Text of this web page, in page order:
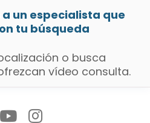
un especialista que
tu búsqueda
o busca
vídeo consulta.